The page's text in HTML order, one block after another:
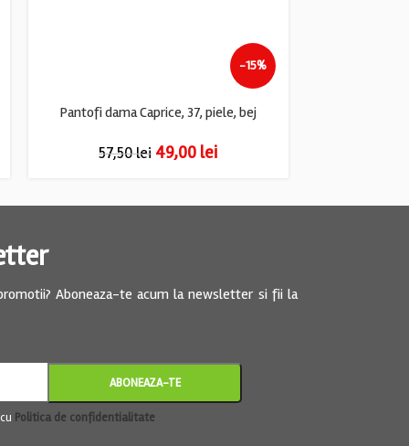
-15%
Pantofi dama Caprice, 37, piele, bej
57,50lei 49,00 lei
Aboneaza-te acum la newsletter si fii la
Politica de confidentialitate